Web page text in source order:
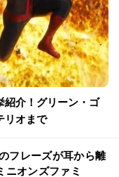
紹介！グリーン・ゴ
リオまで
フレーズが耳から離
ニオンズファミ